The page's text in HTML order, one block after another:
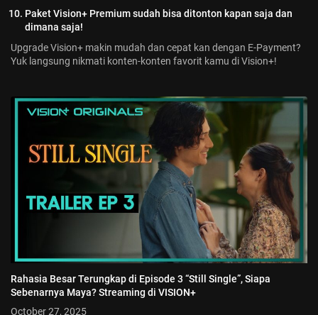
Rahasia Besar Terungkap di Episode 3 “Still Single”, Siapa
Sebenarnya Maya? Streaming di VISION+
October 27, 2025
Paket Vision+ Premium sudah bisa ditonton kapan saja dan
dimana saja!
Upgrade Vision+ makin mudah dan cepat kan dengan E-Payment?
Yuk langsung nikmati konten-konten favorit kamu di Vision+!